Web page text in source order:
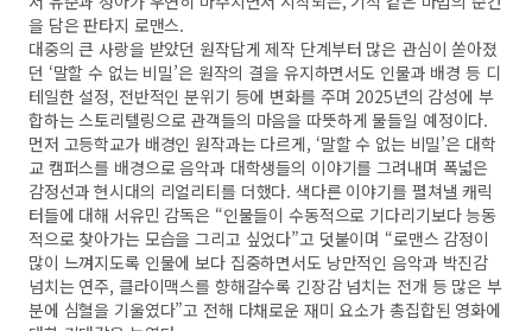
을 담은 판타지 로맨스.
대중의 큰 사랑을 받았던 원작답게 제작 단계부터 많은 관심이 쏟아졌
던 ‘말할 수 없는 비밀’은 원작의 결을 유지하면서도 인물과 배경 등 디
테일한 설정, 전반적인 분위기 등에 변화를 주며 2025년의 감성에 부
합하는 스토리텔링으로 관객들의 마음을 따뜻하게 물들일 예정이다.
먼저 고등학교가 배경인 원작과는 다르게, ‘말할 수 없는 비밀’은 대학
교 캠퍼스를 배경으로 음악과 대학생들의 이야기를 그려내며 폭넓은
감정선과 현시대의 리얼리티를 더했다. 색다른 이야기를 펼쳐낼 캐릭
터들에 대해 서유민 감독은 “인물들이 수동적으로 기다리기보다 능동
적으로 찾아가는 모습을 그리고 싶었다”고 덧붙이며 “로맨스 감정이
많이 느껴지도록 인물에 보다 집중하면서도 낭만적인 음악과 박진감
넘치는 연주, 클라이맥스를 향해갈수록 긴장감 넘치는 전개 등 많은 부
분에 심혈을 기울였다”고 전해 다채로운 재미 요소가 총집합된 영화에